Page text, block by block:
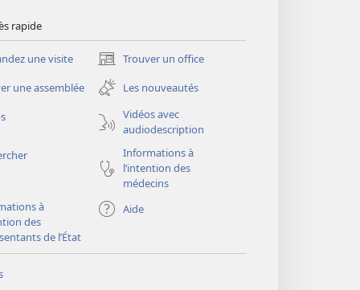
rapide
une visite Trouver un office
(ouvre
une
nouvelle
fenêtre)
une assemblée
Les nouveautés
Vidéos avec
audiodescription
Informations à
l’intention des
médecins
à
des
de l’État
Aide